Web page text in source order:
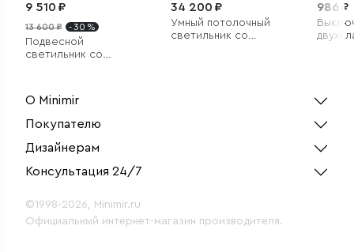
9 510 ₽
13 600 ₽ - 30 %
Подвесной
светильник со
34 200 ₽
Умный потолочный
светильник со
986 ₽
О Minimir
Покупателю
Дизайнерам
Консультация 24/7
©1998-2026, Minimir.ru
Официальный интернет-магазин производителя.